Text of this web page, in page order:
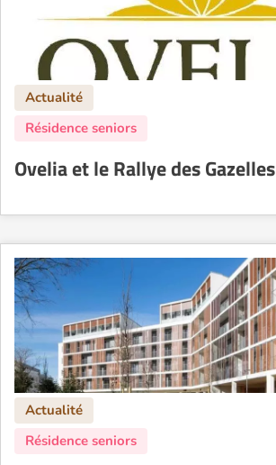
Ovelia et le Rallye des Gazelles